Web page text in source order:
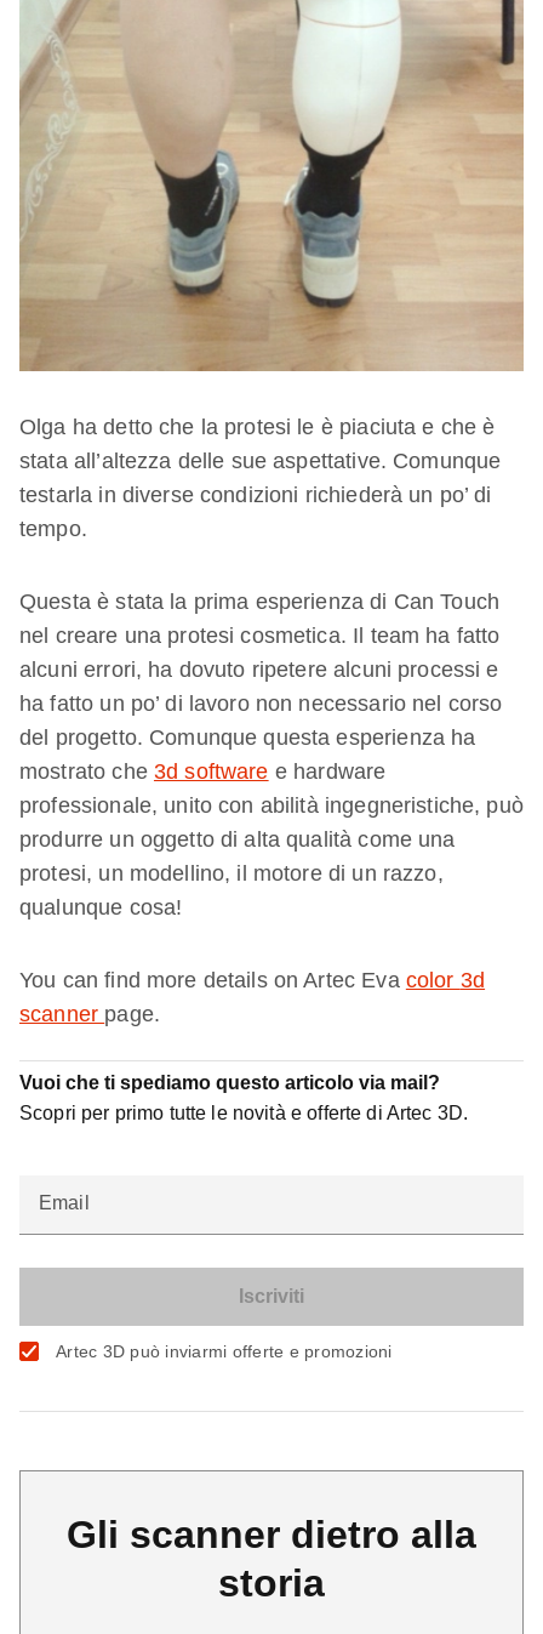
Olga ha detto che la protesi le è piaciuta e che è
stata all’altezza delle sue aspettative. Comunque
testarla in diverse condizioni richiederà un po’ di
tempo.
Questa è stata la prima esperienza di Can Touch
nel creare una protesi cosmetica. Il team ha fatto
alcuni errori, ha dovuto ripetere alcuni processi e
ha fatto un po’ di lavoro non necessario nel corso
del progetto. Comunque questa esperienza ha
mostrato che 3d software e hardware
professionale, unito con abilità ingegneristiche, può
produrre un oggetto di alta qualità come una
protesi, un modellino, il motore di un razzo,
qualunque cosa!
You can find more details on Artec Eva color 3d
scanner page.
Vuoi che ti spediamo questo articolo via mail?
Scopri per primo tutte le novità e offerte di Artec 3D.
Email
Artec 3D può inviarmi offerte e promozioni
Gli scanner dietro alla
storia